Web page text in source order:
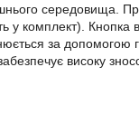
комплект). Кнопка
за допомогою
високу